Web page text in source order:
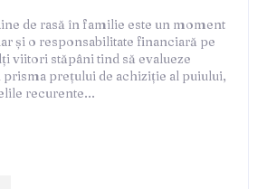
de rasă în familie este un moment
și o responsabilitate financiară pe
viitori stăpâni tind să evalueze
prețului de achiziție al puiului,
recurente...